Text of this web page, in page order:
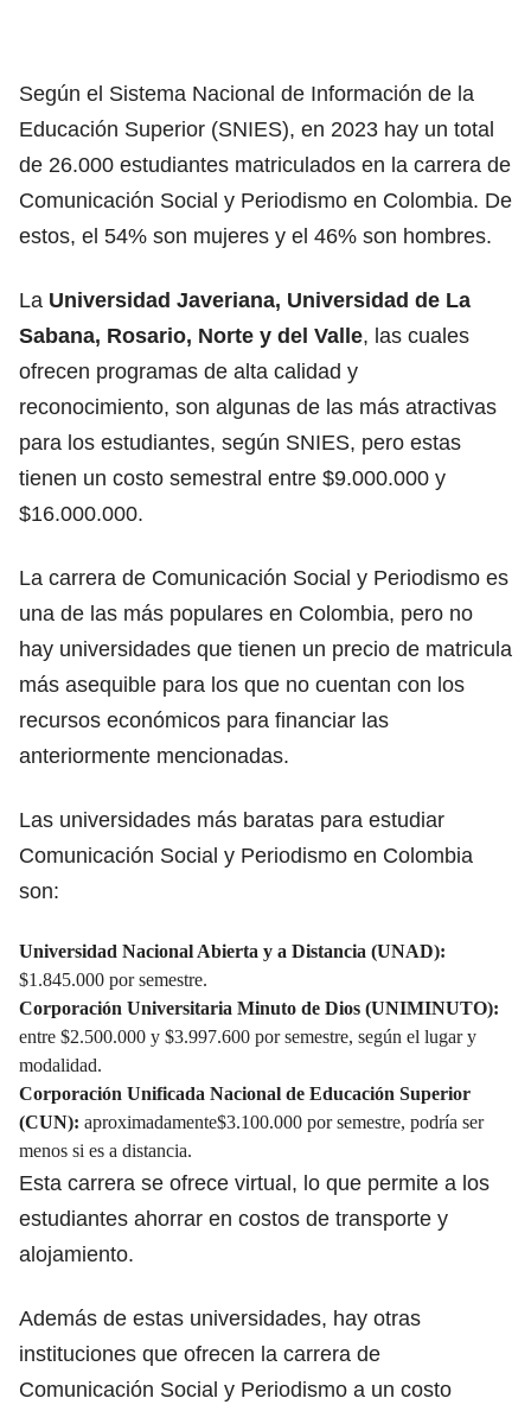
Según el Sistema Nacional de Información de la
Educación Superior (SNIES), en 2023 hay un total
de 26.000 estudiantes matriculados en la carrera de
Comunicación Social y Periodismo en Colombia. De
estos, el 54% son mujeres y el 46% son hombres.
La Universidad Javeriana, Universidad de La
Sabana, Rosario, Norte y del Valle, las cuales
ofrecen programas de alta calidad y
reconocimiento, son algunas de las más atractivas
para los estudiantes, según SNIES, pero estas
tienen un costo semestral entre $9.000.000 y
$16.000.000.
La carrera de Comunicación Social y Periodismo es
una de las más populares en Colombia, pero no
hay universidades que tienen un precio de matricula
más asequible para los que no cuentan con los
recursos económicos para financiar las
anteriormente mencionadas.
Las universidades más baratas para estudiar
Comunicación Social y Periodismo en Colombia
son:
Universidad Nacional Abierta y a Distancia (UNAD):
$1.845.000 por semestre.
Corporación Universitaria Minuto de Dios (UNIMINUTO):
entre $2.500.000 y $3.997.600 por semestre, según el lugar y
modalidad.
Corporación Unificada Nacional de Educación Superior
(CUN): aproximadamente$3.100.000 por semestre, podría ser
menos si es a distancia.
Esta carrera se ofrece virtual, lo que permite a los
estudiantes ahorrar en costos de transporte y
alojamiento.
Además de estas universidades, hay otras
instituciones que ofrecen la carrera de
Comunicación Social y Periodismo a un costo